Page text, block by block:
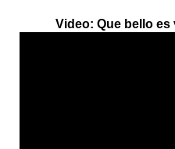
Video: Que bello